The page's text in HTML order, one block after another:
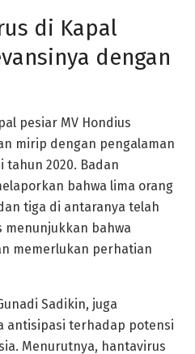
di Kapal
dengan
pesiar MV Hondius
mirip dengan pengalaman
tahun 2020. Badan
bahwa lima orang
tiga di antaranya telah
menunjukkan bahwa
memerlukan perhatian
Sadikin, juga
antisipasi terhadap potensi
Menurutnya, hantavirus